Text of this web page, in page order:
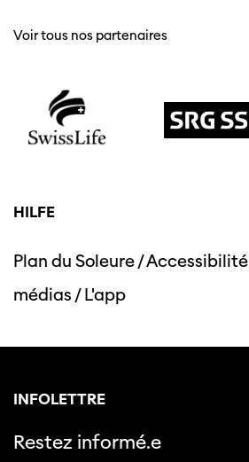
Voir tous nos partenaires
HILFE
Plan du Soleure/Accessibilité
médias /L'app
INFOLETTRE
Restez informé.e